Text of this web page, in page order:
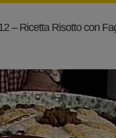
– Ricetta Risotto con